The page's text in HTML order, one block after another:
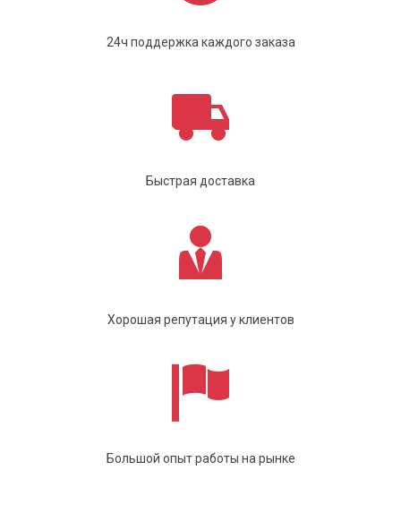
24ч поддержка каждого заказа
Быстрая доставка
Хорошая репутация у клиентов
Большой опыт работы на рынке